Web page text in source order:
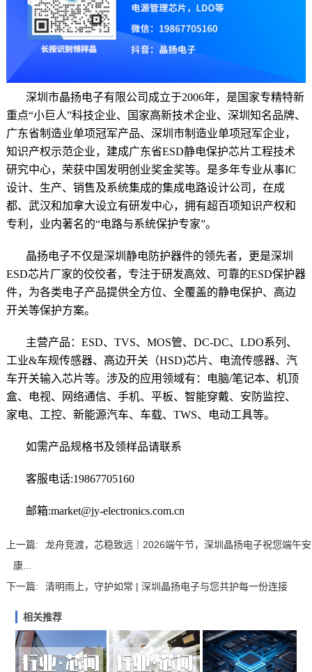
深圳市晶扬电子有限公司 成立于2006年，是 国家专精特新
重点“小巨人”科技企业、国家高新技术企业、深圳知名品牌、
广东省制造业单项冠军产品、深圳市制造业单项冠军企业，
知识产权示范企业，建成广东省ESD静电保护芯片工程技术
研究中心，荣获中国发明创业奖金奖等。是多年专业从事IC
设计、生产、销售及系统集成的集成电路设计公司，在成
都、武汉和加拿大设立有研发中心，拥有超百项知识产权和
专利，业内著名的“电路与系统保护专家”。
晶扬电子不仅是深圳静电防护器件的领先者，更是深圳
ESD芯片厂家的佼佼者，专注于研发高效、可靠的ESD保护器
件，为各类电子产品提供全方位、全覆盖的静电保护、高边
开关等保护方案。
主营产品： ESD、TVS、MOS管、DC-DC、LDO系列、
工业&车规传感器、高边开关（HSD)芯片、电流传感器、汽
车开关输入芯片等。涉及的应用领域有：电脑/笔记本、机顶
盒、电视、网络通信、手机、平板、智能穿戴、安防监控、
家电、工控、新能源汽车、车载、TWS、电动工具等。
如需产品规格书及领样品请联系
客服电话:19867705160
邮箱:market@jy-electronics.com.cn
上一篇:
龙舟竞渡，芯稳致远｜2026端午节，深圳晶扬电子祝您端午安
康...
下一篇:
清明雨上，守护如常 | 深圳晶扬电子与您共护每一份连接
相关推荐